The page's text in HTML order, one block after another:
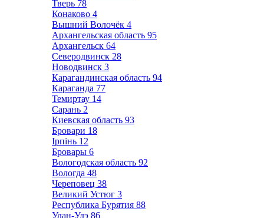
Тверь 78
Конаково 4
Вышний Волочёк 4
Архангельская область 95
Архангельск 64
Северодвинск 28
Новодвинск 3
Карагандинская область 94
Караганда 77
Темиртау 14
Сарань 2
Киевская область 93
Бровари 18
Ірпінь 12
Бровары 6
Вологодская область 92
Вологда 48
Череповец 38
Великий Устюг 3
Республика Бурятия 88
Улан-Удэ 86